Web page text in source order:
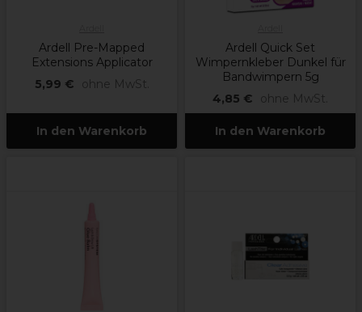
Ardell Pre-Mapped
Extensions Applicator
5,99 €
ohne MwSt.
In den Warenkorb
Ardell Quick Set
Wimpernkleber Dunkel für
Bandwimpern 5g
4,85 €
ohne MwSt.
In den Warenkorb